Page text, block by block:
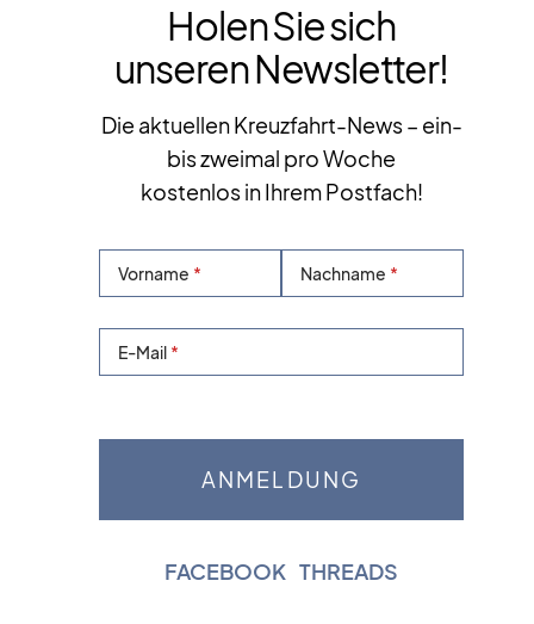
Holen Sie sich
unseren Newsletter!
Die aktuellen Kreuzfahrt-News – ein-
bis zweimal pro Woche
kostenlos in Ihrem Postfach!
Vorname Nachname
E-Mail
FACEBOOK THREADS